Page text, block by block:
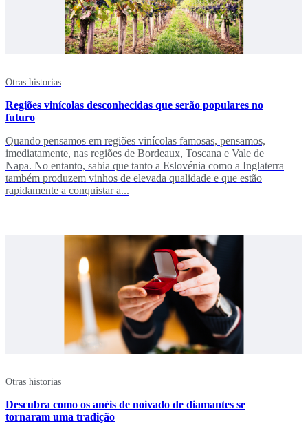
Otras historias
Regiões vinícolas desconhecidas que serão populares no
futuro
Quando pensamos em regiões vinícolas famosas, pensamos,
imediatamente, nas regiões de Bordeaux, Toscana e Vale de
Napa. No entanto, sabia que tanto a Eslovénia como a Inglaterra
também produzem vinhos de elevada qualidade e que estão
rapidamente a conquistar a...
Otras historias
Descubra como os anéis de noivado de diamantes se
tornaram uma tradição